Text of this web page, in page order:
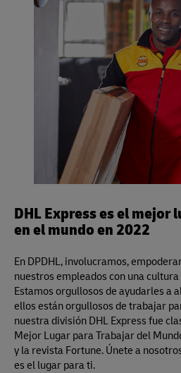
para centímetros/kilos) y aplica
Day, Time Definite y Day Definite
sin sellar para la inspección.
DHL Express es el mejor
en el mundo en 2022
En DPDHL, involucramos,
nuestros empleados con una
Estamos orgullosos de ayudarles a
ellos están orgullosos de trabajar
nuestra división DHL Express fue
Mejor Lugar para Trabajar del
y la revista Fortune. Únete a
es el lugar para ti.